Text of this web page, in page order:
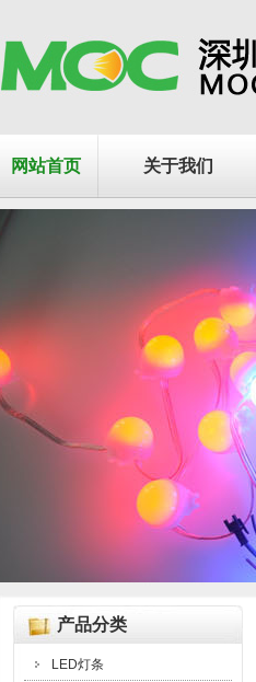
网站首页 关于我们
产品分类
LED灯条